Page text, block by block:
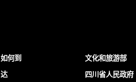
如何到
达
文化和旅游部
四川省人民政府